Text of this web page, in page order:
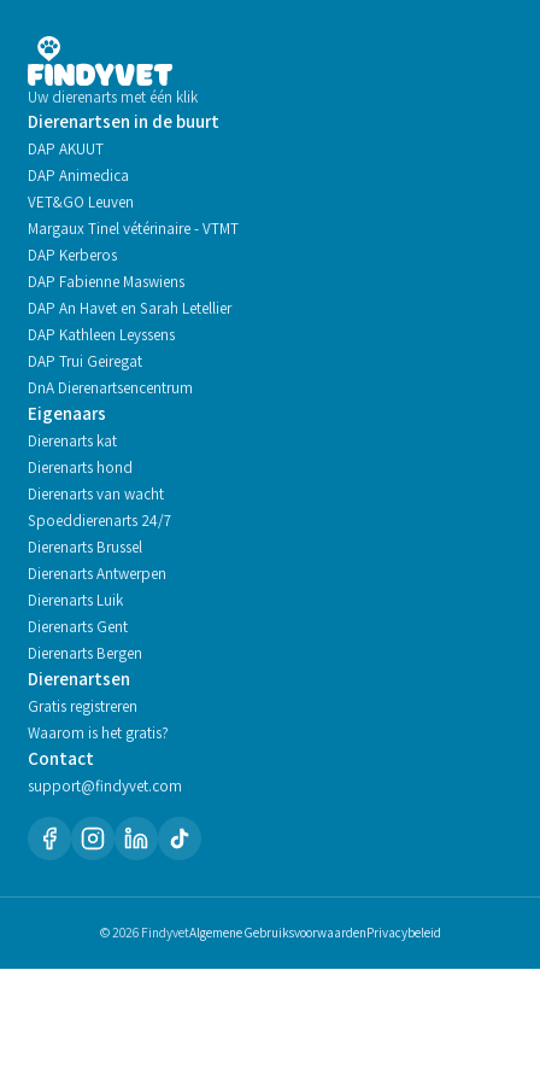
Uw dierenarts met één klik
Dierenartsen in de buurt
DAP AKUUT
DAP Animedica
VET&GO Leuven
Margaux Tinel vétérinaire - VTMT
DAP Kerberos
DAP Fabienne Maswiens
DAP An Havet en Sarah Letellier
DAP Kathleen Leyssens
DAP Trui Geiregat
DnA Dierenartsencentrum
Eigenaars
Dierenarts kat
Dierenarts hond
Dierenarts van wacht
Spoeddierenarts 24/7
Dierenarts Brussel
Dierenarts Antwerpen
Dierenarts Luik
Dierenarts Gent
Dierenarts Bergen
Dierenartsen
Gratis registreren
Waarom is het gratis?
Contact
support@findyvet.com
© 2026 FindyvetAlgemene GebruiksvoorwaardenPrivacybeleid